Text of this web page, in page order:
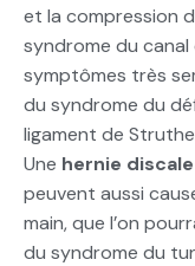
et la compression
syndrome du
symptômes très
du syndrome du
ligament de
Une hernie discale
peuvent aussi
main, que l’on
du syndrome du